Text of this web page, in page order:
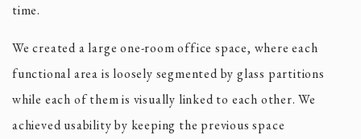
time.
We created a large one-room office space, where each
functional area is loosely segmented by glass partitions
while each of them is visually linked to each other. We
achieved usability by keeping the previous space